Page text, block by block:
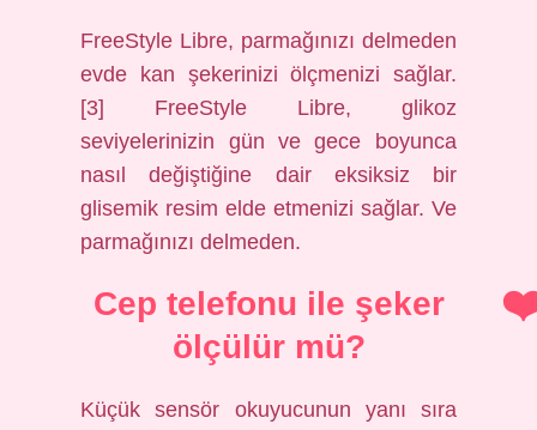
FreeStyle Libre, parmağınızı delmeden
evde kan şekerinizi ölçmenizi sağlar.
[3] FreeStyle Libre, glikoz
seviyelerinizin gün ve gece boyunca
nasıl değiştiğine dair eksiksiz bir
glisemik resim elde etmenizi sağlar. Ve
parmağınızı delmeden.
Cep telefonu ile şeker
ölçülür mü?
Küçük sensör okuyucunun yanı sıra